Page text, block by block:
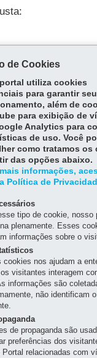
SITE
CORRUPÇÃO
INSTITUCIONAL
DA
de Cookies
portal utiliza cookies
para garantir seu
além de
para exibição de
Analytics para
de uso. Você
como tratamos os
das opções abaixo.
mais informações,
Política de
tipo de cookie, nosso
plenamente. Esses
informações sobre o
cookies nos ajudam a
visitantes interagem
informações são
não identificam o
de propaganda são
preferências dos
Portal relacionadas com